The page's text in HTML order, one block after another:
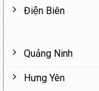
Điện Biên
Quảng Ninh
Hưng Yên